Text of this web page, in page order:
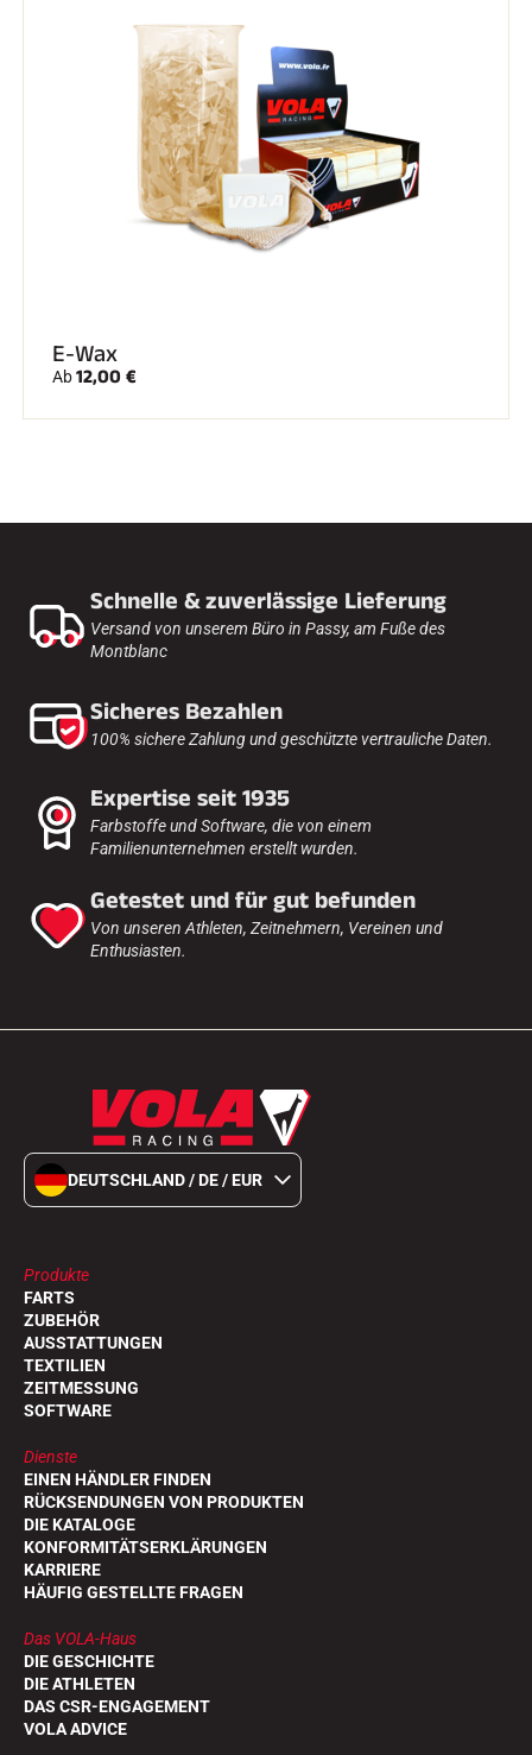
E-Wax
Ab12,00 €
Schnelle & zuverlässige Lieferung
Versand von unserem Büro in Passy, am Fuße des
Montblanc
Sicheres Bezahlen
100% sichere Zahlung und geschützte vertrauliche Daten.
Expertise seit 1935
Farbstoffe und Software, die von einem
Familienunternehmen erstellt wurden.
Getestet und für gut befunden
Von unseren Athleten, Zeitnehmern, Vereinen und
Enthusiasten.
DEUTSCHLAND / DE / EUR
Produkte
FARTS
ZUBEHÖR
AUSSTATTUNGEN
TEXTILIEN
ZEITMESSUNG
SOFTWARE
Dienste
EINEN HÄNDLER FINDEN
RÜCKSENDUNGEN VON PRODUKTEN
DIE KATALOGE
KONFORMITÄTSERKLÄRUNGEN
KARRIERE
HÄUFIG GESTELLTE FRAGEN
Das VOLA-Haus
DIE GESCHICHTE
DIE ATHLETEN
DAS CSR-ENGAGEMENT
VOLA ADVICE